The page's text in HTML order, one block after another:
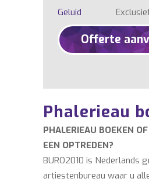
Geluid
Offerte
Phalerieau
PHALERIEAU BOEKEN
EEN OPTREDEN?
BURO2010 is Nederlands
artiestenbureau waar u